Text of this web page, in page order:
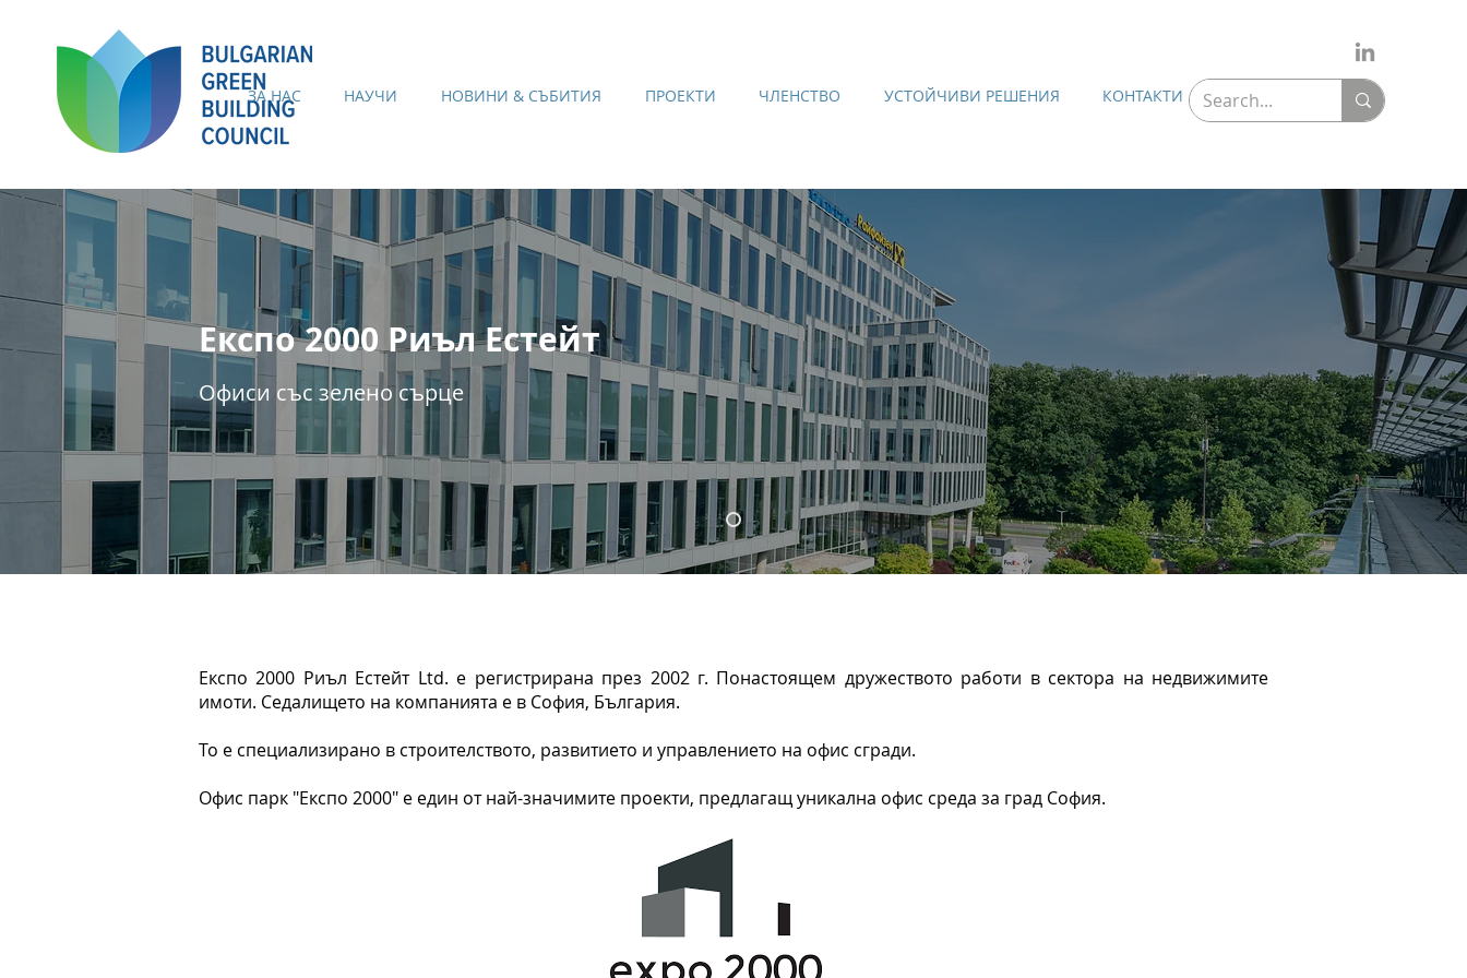
ЗА НАС НАУЧИ НОВИНИ & СЪБИТИЯ ПРОЕКТИ ЧЛЕНСТВО УСТОЙЧИВИ РЕШЕНИЯ КОНТАКТИ
Експо 2000 Риъл Естейт
Офиси със зелено сърце
Експо 2000 Риъл Естейт Ltd. е регистрирана през 2002 г. Понастоящем дружеството работи в сектора на недвижимите
имоти. Седалището на компанията е в София, България.
То е специализирано в строителството, развитието и управлението на офис сгради.
Офис парк "Експо 2000" е един от най-значимите проекти, предлагащ уникална офис среда за град София.